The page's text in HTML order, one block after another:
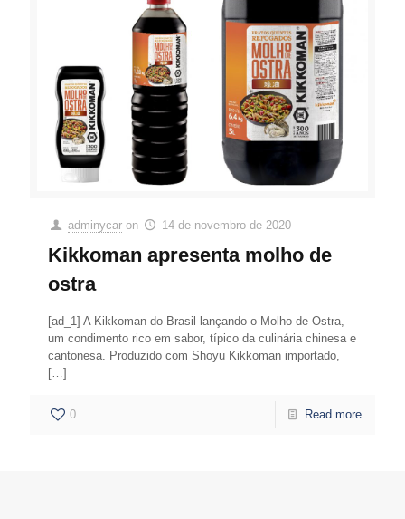
adminycar on 14 de novembro de 2020
Kikkoman apresenta molho de
ostra
[ad_1] A Kikkoman do Brasil lançando o Molho de Ostra,
um condimento rico em sabor, típico da culinária chinesa e
cantonesa. Produzido com Shoyu Kikkoman importado,
[…]
0 Read more